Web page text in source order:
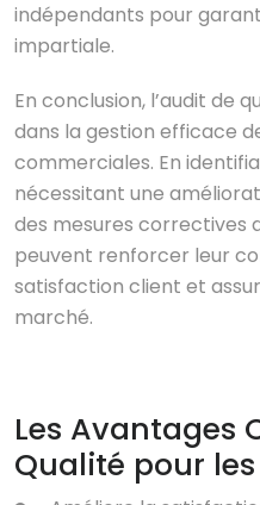
indépendants pour
impartiale.
En conclusion, l’audit de
dans la gestion efficace
commerciales. En
nécessitant une
des mesures correctives
peuvent renforcer leur
satisfaction client et
marché.
Les Avantages
Qualité pour